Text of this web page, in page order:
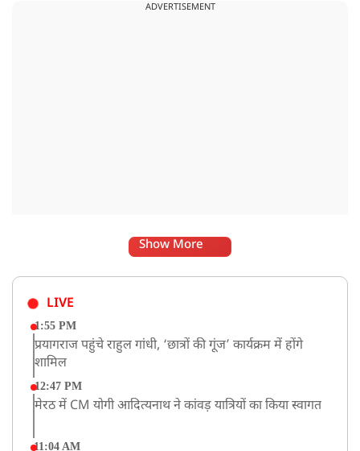
ADVERTISEMENT
Show More
LIVE
1:55 PM
प्रयागराज पहुंचे राहुल गांधी, ‘छात्रों की गूंज’ कार्यक्रम में होंगे
शामिल
12:47 PM
मेरठ में CM योगी आदित्यनाथ ने कांवड़ यात्रियों का किया स्वागत
11:04 AM